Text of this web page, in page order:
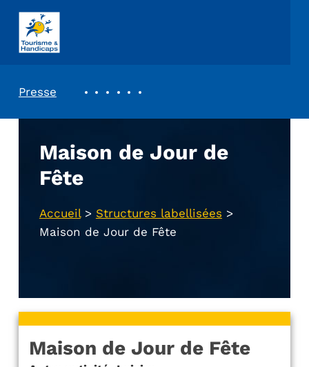
ASSOCIATION TOURISME ET HANDICAPS
Presse
Maison de Jour de
Fête
Accueil> Structures labellisées >
Maison de Jour de Fête
Maison de Jour de Fête